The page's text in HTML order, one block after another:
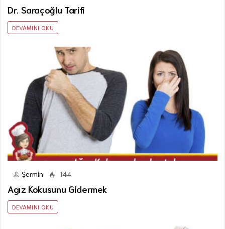
Dr. Saraçoğlu Tarifi
DEVAMINI OKU
Şermin 144
Agız Kokusunu Gidermek
DEVAMINI OKU